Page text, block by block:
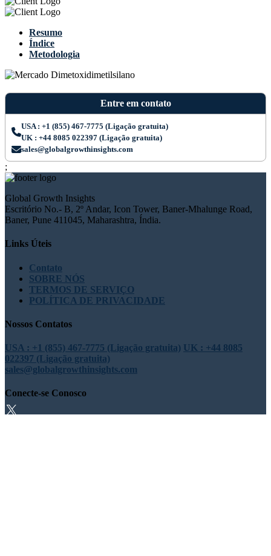
Resumo
Índice
Metodologia
Entre em contato
USA : +1 (855) 467-7775 (Ligação gratuita)
UK : +44 8085 022397 (Ligação gratuita)
sales@globalgrowthinsights.com
;
Global Growth Insights
Escritório No.- B, 2º Andar, Icon Tower, Baner-Mhalunge Road,
Baner, Pune 411045, Maharashtra, Índia.
Links Úteis
Contato
SOBRE NÓS
TERMOS DE SERVIÇO
POLÍTICA DE PRIVACIDADE
Nossos Contatos
USA : +1 (855) 467-7775 (Ligação gratuita) UK : +44 8085
022397 (Ligação gratuita)
sales@globalgrowthinsights.com
Conecte-se Conosco